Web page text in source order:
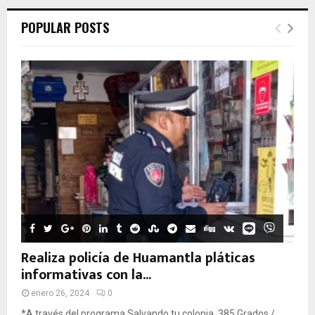
POPULAR POSTS
Realiza policía de Huamantla pláticas
informativas con la...
enero 26, 2024 0